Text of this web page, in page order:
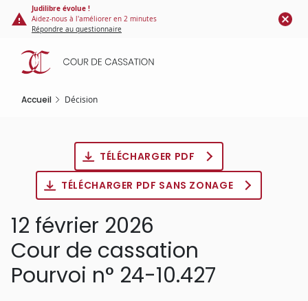
Panneau de gestion des cookies
contenu
principal
Judilibre évolue !
Aidez-nous à l'améliorer en 2 minutes
Répondre au questionnaire
Accueil Décision
TÉLÉCHARGER PDF
TÉLÉCHARGER PDF SANS ZONAGE
12 février 2026
Cour de cassation
Pourvoi n° 24-10.427